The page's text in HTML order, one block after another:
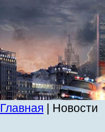
Главная | Новости